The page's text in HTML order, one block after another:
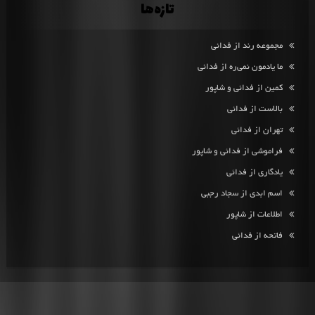
تازه‌ها
مجموعه رند از فدائی
ما یادمون نمی‌ره از فدائی
کمین از فدائی و شاپور
بالاست از فدائی
تهران از فدائی
فراموشی از فدائی و شاپور
یادگاری از فدائی
اسم ابدی از سجاد رجبی
اطلاعات از شاپور
فاتحه از فدائی